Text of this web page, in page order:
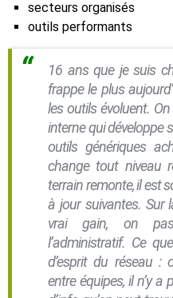
secteurs organisés
outils performants
16 ans que je suis
frappe le plus
les outils évoluent.
interne qui développe
outils génériques
change tout niveau
terrain remonte, il est
à jour suivantes. Sur
vrai gain, on
l’administratif. Ce
d’esprit du réseau :
entre équipes, il n’y